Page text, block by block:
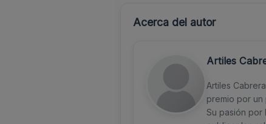
Acerca del autor
Artiles
Artiles
premio por
Su pasión por